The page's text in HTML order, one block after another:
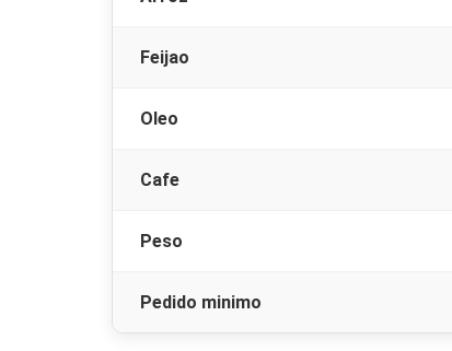
Feijao
Oleo
Cafe
Peso
Pedido minimo